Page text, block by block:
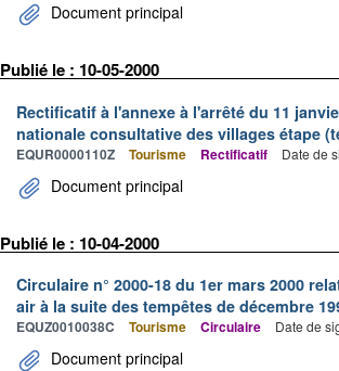
Document principal
Publié le : 10-05-2000
Rectificatif à l'annexe à l'arrêté du 11
nationale consultative des villages étape
EQUR0000110Z Tourisme Rectificatif Date de
Document principal
Publié le : 10-04-2000
Circulaire n° 2000-18 du 1er mars 2000
air à la suite des tempêtes de décembre
EQUZ0010038C Tourisme Circulaire Date de
Document principal